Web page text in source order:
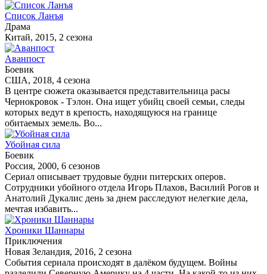
Список Ланъя
Драма
Китай, 2015, 2 сезона
Аванпост
Боевик
США, 2018, 4 сезона
В центре сюжета оказывается представительница расы
Чернокровок - Тэлон. Она ищет убийц своей семьи, следы
которых ведут в крепость, находящуюся на границе
обитаемых земель. Во...
Убойная сила
Боевик
Россия, 2000, 6 сезонов
Сериал описывает трудовые будни питерских оперов.
Сотрудники убойного отдела Игорь Плахов, Василий Рогов и
Анатолий Дукалис день за днем расследуют нелегкие дела,
мечтая избавить...
Хроники Шаннары
Приключения
Новая Зеландия, 2016, 2 сезона
События сериала происходят в далёком будущем. Войны